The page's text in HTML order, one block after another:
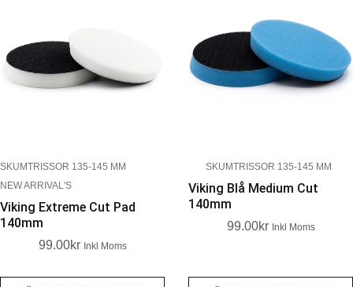
SKUMTRISSOR 135-145 MM
NEW ARRIVAL'S
Viking Extreme Cut Pad
140mm
99.00Kr Inkl Moms
SKUMTRISSOR 135-145 MM
Viking Blå Medium Cut
140mm
99.00Kr Inkl Moms